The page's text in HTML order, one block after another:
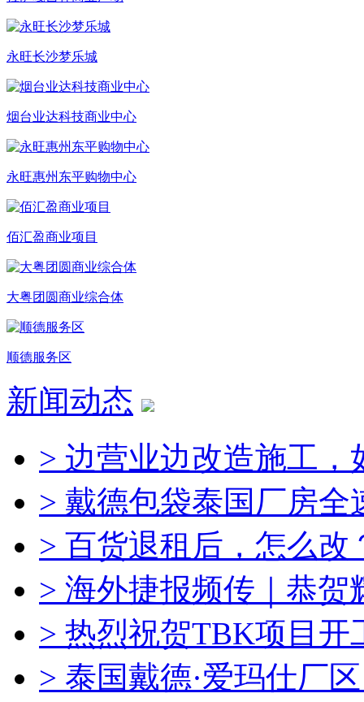
永旺长沙梦乐城
烟台业达科技商业中心
永旺惠州东平购物中心
佰汇盈商业项目
大粤团圆商业综合体
顺德服务区
新闻动态
> 边营业边改造施工，
> 戴德包袋泰国厂房全
> 百货退租后，怎么改
> 海外捷报频传｜恭贺
> 热烈祝贺TBK项目开
> 泰国戴德·爱玛仕厂